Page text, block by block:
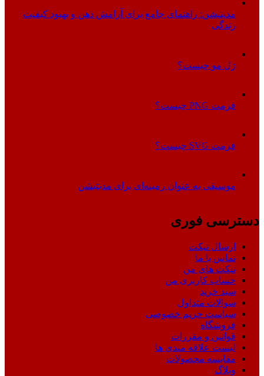
مدیتیشن: راهنمای جامع برای آرامش ذهن و بهبود کیفیت
زندگی
ژل مو چیست؟
فرمت PNG چیست؟
فرمت SVG چیست؟
موسیقی به عنوان زمینه‌ای برای مدیتیشن
دسترسی فوری
ارسال تیکت
تماس با ما
تیکت های من
حساب کاربری من
سبد خرید
سوالات متداول
سیاست حریم خصوصی
فروشگاه
قوانین و مقررات
لیست علاقه مندی ها
مقایسه محصولات
وبلاگ